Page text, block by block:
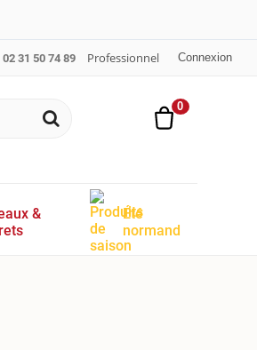
02 31 50 74 89 Professionnel Connexion
0
&
Été
normand